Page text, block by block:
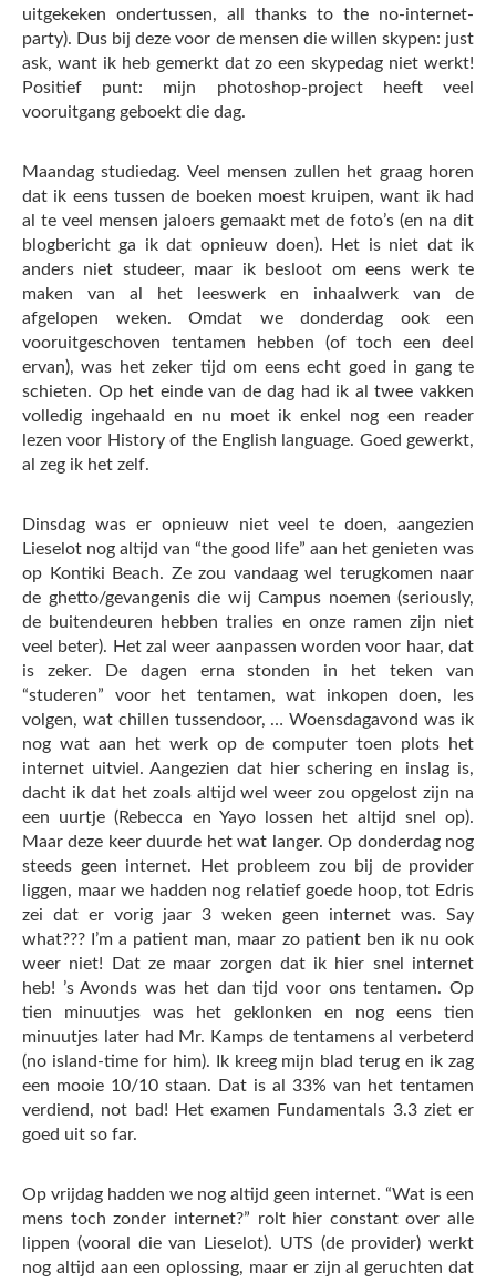
uitgekeken ondertussen, all thanks to the no-internet-
party). Dus bij deze voor de mensen die willen skypen: just
ask, want ik heb gemerkt dat zo een skypedag niet werkt!
Positief punt: mijn photoshop-project heeft veel
vooruitgang geboekt die dag.
Maandag studiedag. Veel mensen zullen het graag horen
dat ik eens tussen de boeken moest kruipen, want ik had
al te veel mensen jaloers gemaakt met de foto’s (en na dit
blogbericht ga ik dat opnieuw doen). Het is niet dat ik
anders niet studeer, maar ik besloot om eens werk te
maken van al het leeswerk en inhaalwerk van de
afgelopen weken. Omdat we donderdag ook een
vooruitgeschoven tentamen hebben (of toch een deel
ervan), was het zeker tijd om eens echt goed in gang te
schieten. Op het einde van de dag had ik al twee vakken
volledig ingehaald en nu moet ik enkel nog een reader
lezen voor History of the English language. Goed gewerkt,
al zeg ik het zelf.
Dinsdag was er opnieuw niet veel te doen, aangezien
Lieselot nog altijd van “the good life” aan het genieten was
op Kontiki Beach. Ze zou vandaag wel terugkomen naar
de ghetto/gevangenis die wij Campus noemen (seriously,
de buitendeuren hebben tralies en onze ramen zijn niet
veel beter). Het zal weer aanpassen worden voor haar, dat
is zeker. De dagen erna stonden in het teken van
“studeren” voor het tentamen, wat inkopen doen, les
volgen, wat chillen tussendoor, … Woensdagavond was ik
nog wat aan het werk op de computer toen plots het
internet uitviel. Aangezien dat hier schering en inslag is,
dacht ik dat het zoals altijd wel weer zou opgelost zijn na
een uurtje (Rebecca en Yayo lossen het altijd snel op).
Maar deze keer duurde het wat langer. Op donderdag nog
steeds geen internet. Het probleem zou bij de provider
liggen, maar we hadden nog relatief goede hoop, tot Edris
zei dat er vorig jaar 3 weken geen internet was. Say
what??? I’m a patient man, maar zo patient ben ik nu ook
weer niet! Dat ze maar zorgen dat ik hier snel internet
heb! ’s Avonds was het dan tijd voor ons tentamen. Op
tien minuutjes was het geklonken en nog eens tien
minuutjes later had Mr. Kamps de tentamens al verbeterd
(no island-time for him). Ik kreeg mijn blad terug en ik zag
een mooie 10/10 staan. Dat is al 33% van het tentamen
verdiend, not bad! Het examen Fundamentals 3.3 ziet er
goed uit so far.
Op vrijdag hadden we nog altijd geen internet. “Wat is een
mens toch zonder internet?” rolt hier constant over alle
lippen (vooral die van Lieselot). UTS (de provider) werkt
nog altijd aan een oplossing, maar er zijn al geruchten dat